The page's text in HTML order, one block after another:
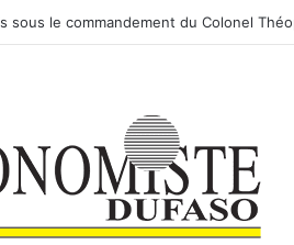
Ma’anshan entre dans la phase finale